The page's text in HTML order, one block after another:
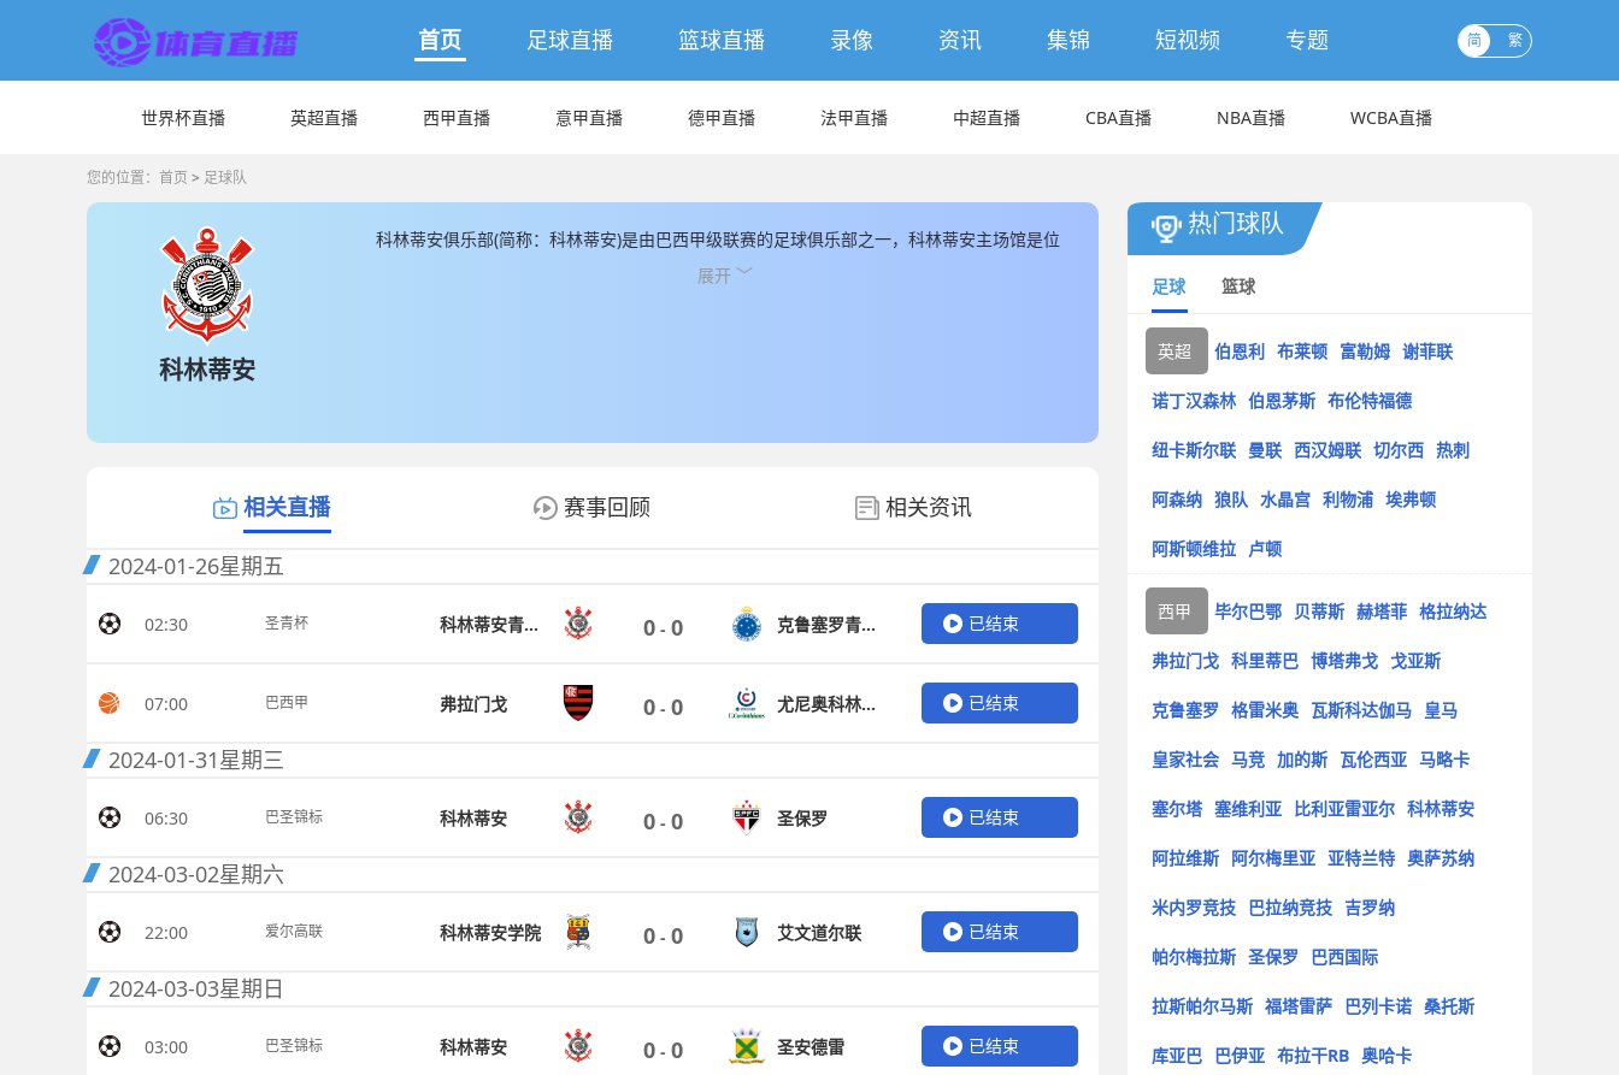
首页 足球直播 篮球直播 录像 资讯 集锦 短视频 专题 简 繁
世界杯直播 英超直播 西甲直播 意甲直播 德甲直播 法甲直播 中超直播 CBA直播 NBA直播 WCBA直播
您的位置： 首页 > 足球队
科林蒂安
科林蒂安俱乐部(简称：科林蒂安)是由巴西甲级联赛的足球俱乐部之一，科林蒂安主场馆是位
于科林蒂安体育场， 科林蒂安成立于1910，科林蒂安球队总评估市值为86400000(€)，科林蒂
安球员总数为45人，科林蒂安球队队员中，现有国家队球员人数有6人， 另外非本土球员为7
展开 ﹀
相关直播 赛事回顾 相关资讯
2024-01-26星期五
02:30 圣青杯 科林蒂安青年队 0 - 0 克鲁塞罗青年队 已结束
07:00 巴西甲 弗拉门戈 0 - 0 尤尼奥科林蒂安 已结束
2024-01-31星期三
06:30 巴圣锦标 科林蒂安 0 - 0 圣保罗 已结束
2024-03-02星期六
22:00 爱尔高联 科林蒂安学院 0 - 0 艾文道尔联 已结束
2024-03-03星期日
03:00 巴圣锦标 科林蒂安 0 - 0 圣安德雷 已结束
热门球队
足球 篮球
英超 伯恩利 布莱顿 富勒姆 谢菲联
诺丁汉森林 伯恩茅斯 布伦特福德
纽卡斯尔联 曼联 西汉姆联 切尔西 热刺
阿森纳 狼队 水晶宫 利物浦 埃弗顿
阿斯顿维拉 卢顿
西甲 毕尔巴鄂 贝蒂斯 赫塔菲 格拉纳达
弗拉门戈 科里蒂巴 博塔弗戈 戈亚斯
克鲁塞罗 格雷米奥 瓦斯科达伽马 皇马
皇家社会 马竞 加的斯 瓦伦西亚 马略卡
塞尔塔 塞维利亚 比利亚雷亚尔 科林蒂安
阿拉维斯 阿尔梅里亚 亚特兰特 奥萨苏纳
米内罗竞技 巴拉纳竞技 吉罗纳
帕尔梅拉斯 圣保罗 巴西国际
拉斯帕尔马斯 福塔雷萨 巴列卡诺 桑托斯
库亚巴 巴伊亚 布拉干RB 奥哈卡